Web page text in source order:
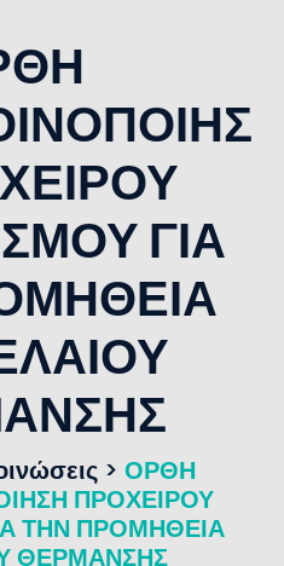
ΓΙΑ
> ΟΡΘΗ
ΠΡΟΧΕΙΡΟΥ
ΤΗΝ ΠΡΟΜΗΘΕΙΑ
ΘΕΡΜΑΝΣΗΣ